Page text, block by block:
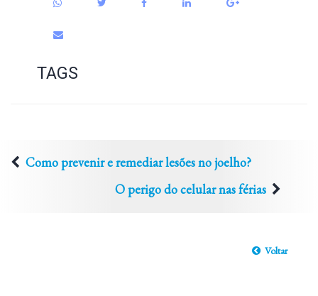
TAGS
Como prevenir e remediar lesões no joelho?
O perigo do celular nas férias
Voltar